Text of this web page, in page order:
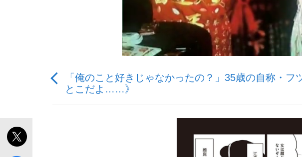
《BTS厳戒トーキョー滞在記》RM→渋谷で飲み会、JIN→伊豆の...
「俺のこと好きじゃなかったの？」35歳の自称・フ
とこだよ……》